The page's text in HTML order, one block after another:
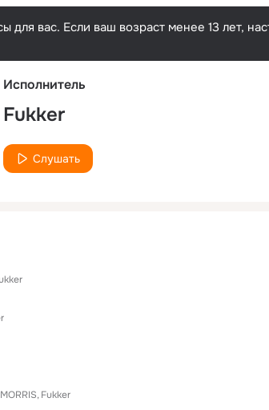
вас. Если ваш возраст менее 13 лет,
Исполнитель
Fukker
Слушать
Fukker